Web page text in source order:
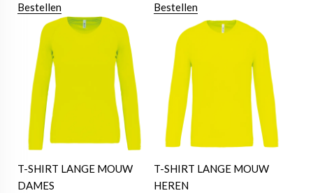
Bestellen
Bestellen
T-SHIRT LANGE MOUW
DAMES
T-SHIRT LANGE MOUW
HEREN